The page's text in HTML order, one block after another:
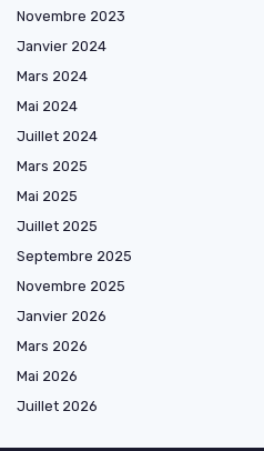
Novembre 2023
Janvier 2024
Mars 2024
Mai 2024
Juillet 2024
Mars 2025
Mai 2025
Juillet 2025
Septembre 2025
Novembre 2025
Janvier 2026
Mars 2026
Mai 2026
Juillet 2026